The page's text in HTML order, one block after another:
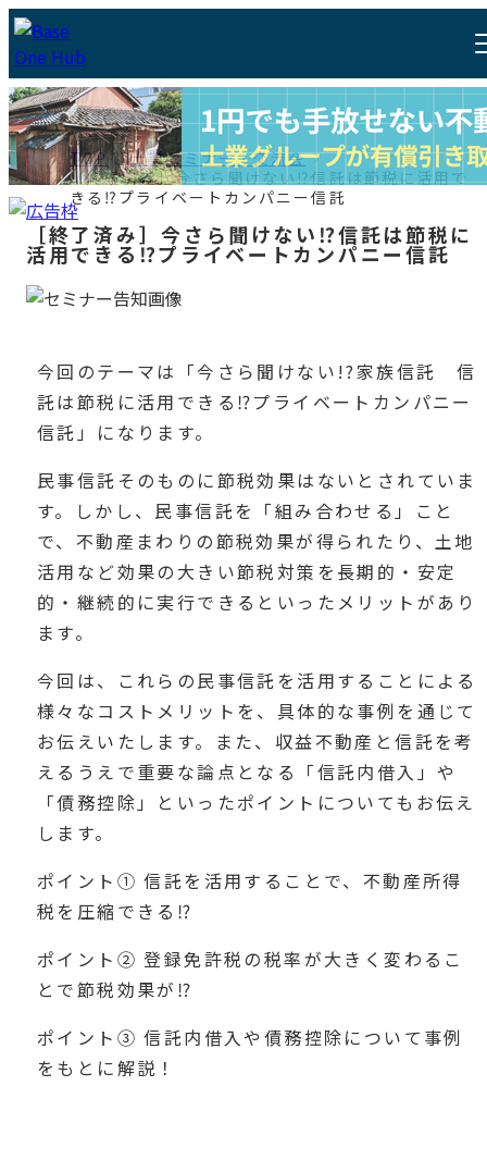
TOP
士業セミナー・交流会
［終了済み］今さら聞けない⁉信託は節税に活用で
きる⁉プライベートカンパニー信託
［終了済み］今さら聞けない⁉信託は節税に
活用できる⁉プライベートカンパニー信託
今回のテーマは「今さら聞けない!?家族信託 信
託は節税に活用できる⁉プライベートカンパニー
信託」になります。
民事信託そのものに節税効果はないとされていま
す。しかし、民事信託を「組み合わせる」こと
で、不動産まわりの節税効果が得られたり、土地
活用など効果の大きい節税対策を長期的・安定
的・継続的に実行できるといったメリットがあり
ます。
今回は、これらの民事信託を活用することによる
様々なコストメリットを、具体的な事例を通じて
お伝えいたします。また、収益不動産と信託を考
えるうえで重要な論点となる「信託内借入」や
「債務控除」といったポイントについてもお伝え
します。
ポイント① 信託を活用することで、不動産所得
税を圧縮できる⁉
ポイント② 登録免許税の税率が大きく変わるこ
とで節税効果が⁉
ポイント③ 信託内借入や債務控除について事例
をもとに解説！